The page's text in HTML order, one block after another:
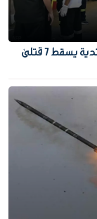
رصاص داخل الفصول.. هجوم دموي في مدرسة تايلاندية يسقط 7 قتلى